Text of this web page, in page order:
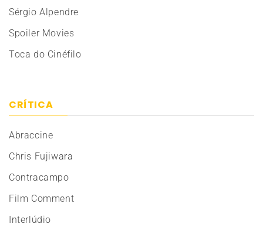
Sérgio Alpendre
Spoiler Movies
Toca do Cinéfilo
CRÍTICA
Abraccine
Chris Fujiwara
Contracampo
Film Comment
Interlúdio